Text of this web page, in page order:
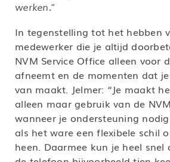
werken.”
In tegenstelling tot het hebben
medewerker die je altijd
NVM Service Office alleen voor
afneemt en de momenten dat
van maakt. Jelmer: “Je maakt
alleen maar gebruik van de
wanneer je ondersteuning
als het ware een flexibele schil
heen. Daarmee kun je heel snel